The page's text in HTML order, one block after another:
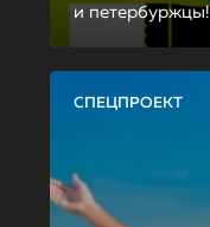
и петербуржцы!
СПЕЦПРОЕКТ